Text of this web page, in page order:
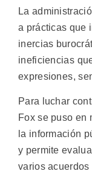
La
a prácticas que
inercias
ineficiencias
expresiones,
Para luchar
Fox se puso en
la información
y permite
varios